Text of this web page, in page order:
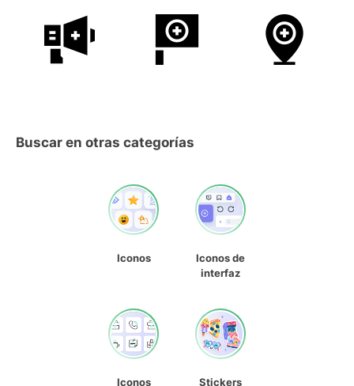
Buscar en otras categorías
Iconos
Iconos de
interfaz
Iconos
Stickers